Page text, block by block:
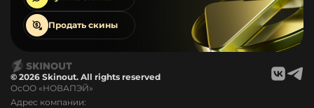
Продать скины
© 2026 Skinout. All rights reserved
ОсОО «НОВАПЭЙ»
Адрес компании: